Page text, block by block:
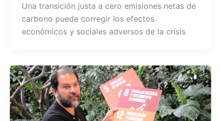
c
e
o
k
at
s
p
Una transición justa a cero emisiones netas de
carbono puede corregir los efectos
económicos y sociales adversos de la crisis